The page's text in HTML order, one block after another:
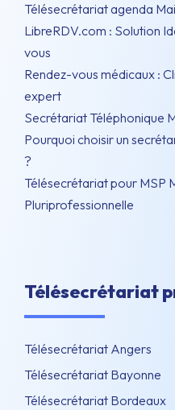
Télésecrétariat agenda
LibreRDV.com : Solution
vous
Rendez-vous médicaux :
expert
Secrétariat Téléphonique
Pourquoi choisir un
?
Télésecrétariat pour MSP
Pluriprofessionnelle
Télésecrétariat
Télésecrétariat Angers
Télésecrétariat Bayonne
Télésecrétariat Bordeaux